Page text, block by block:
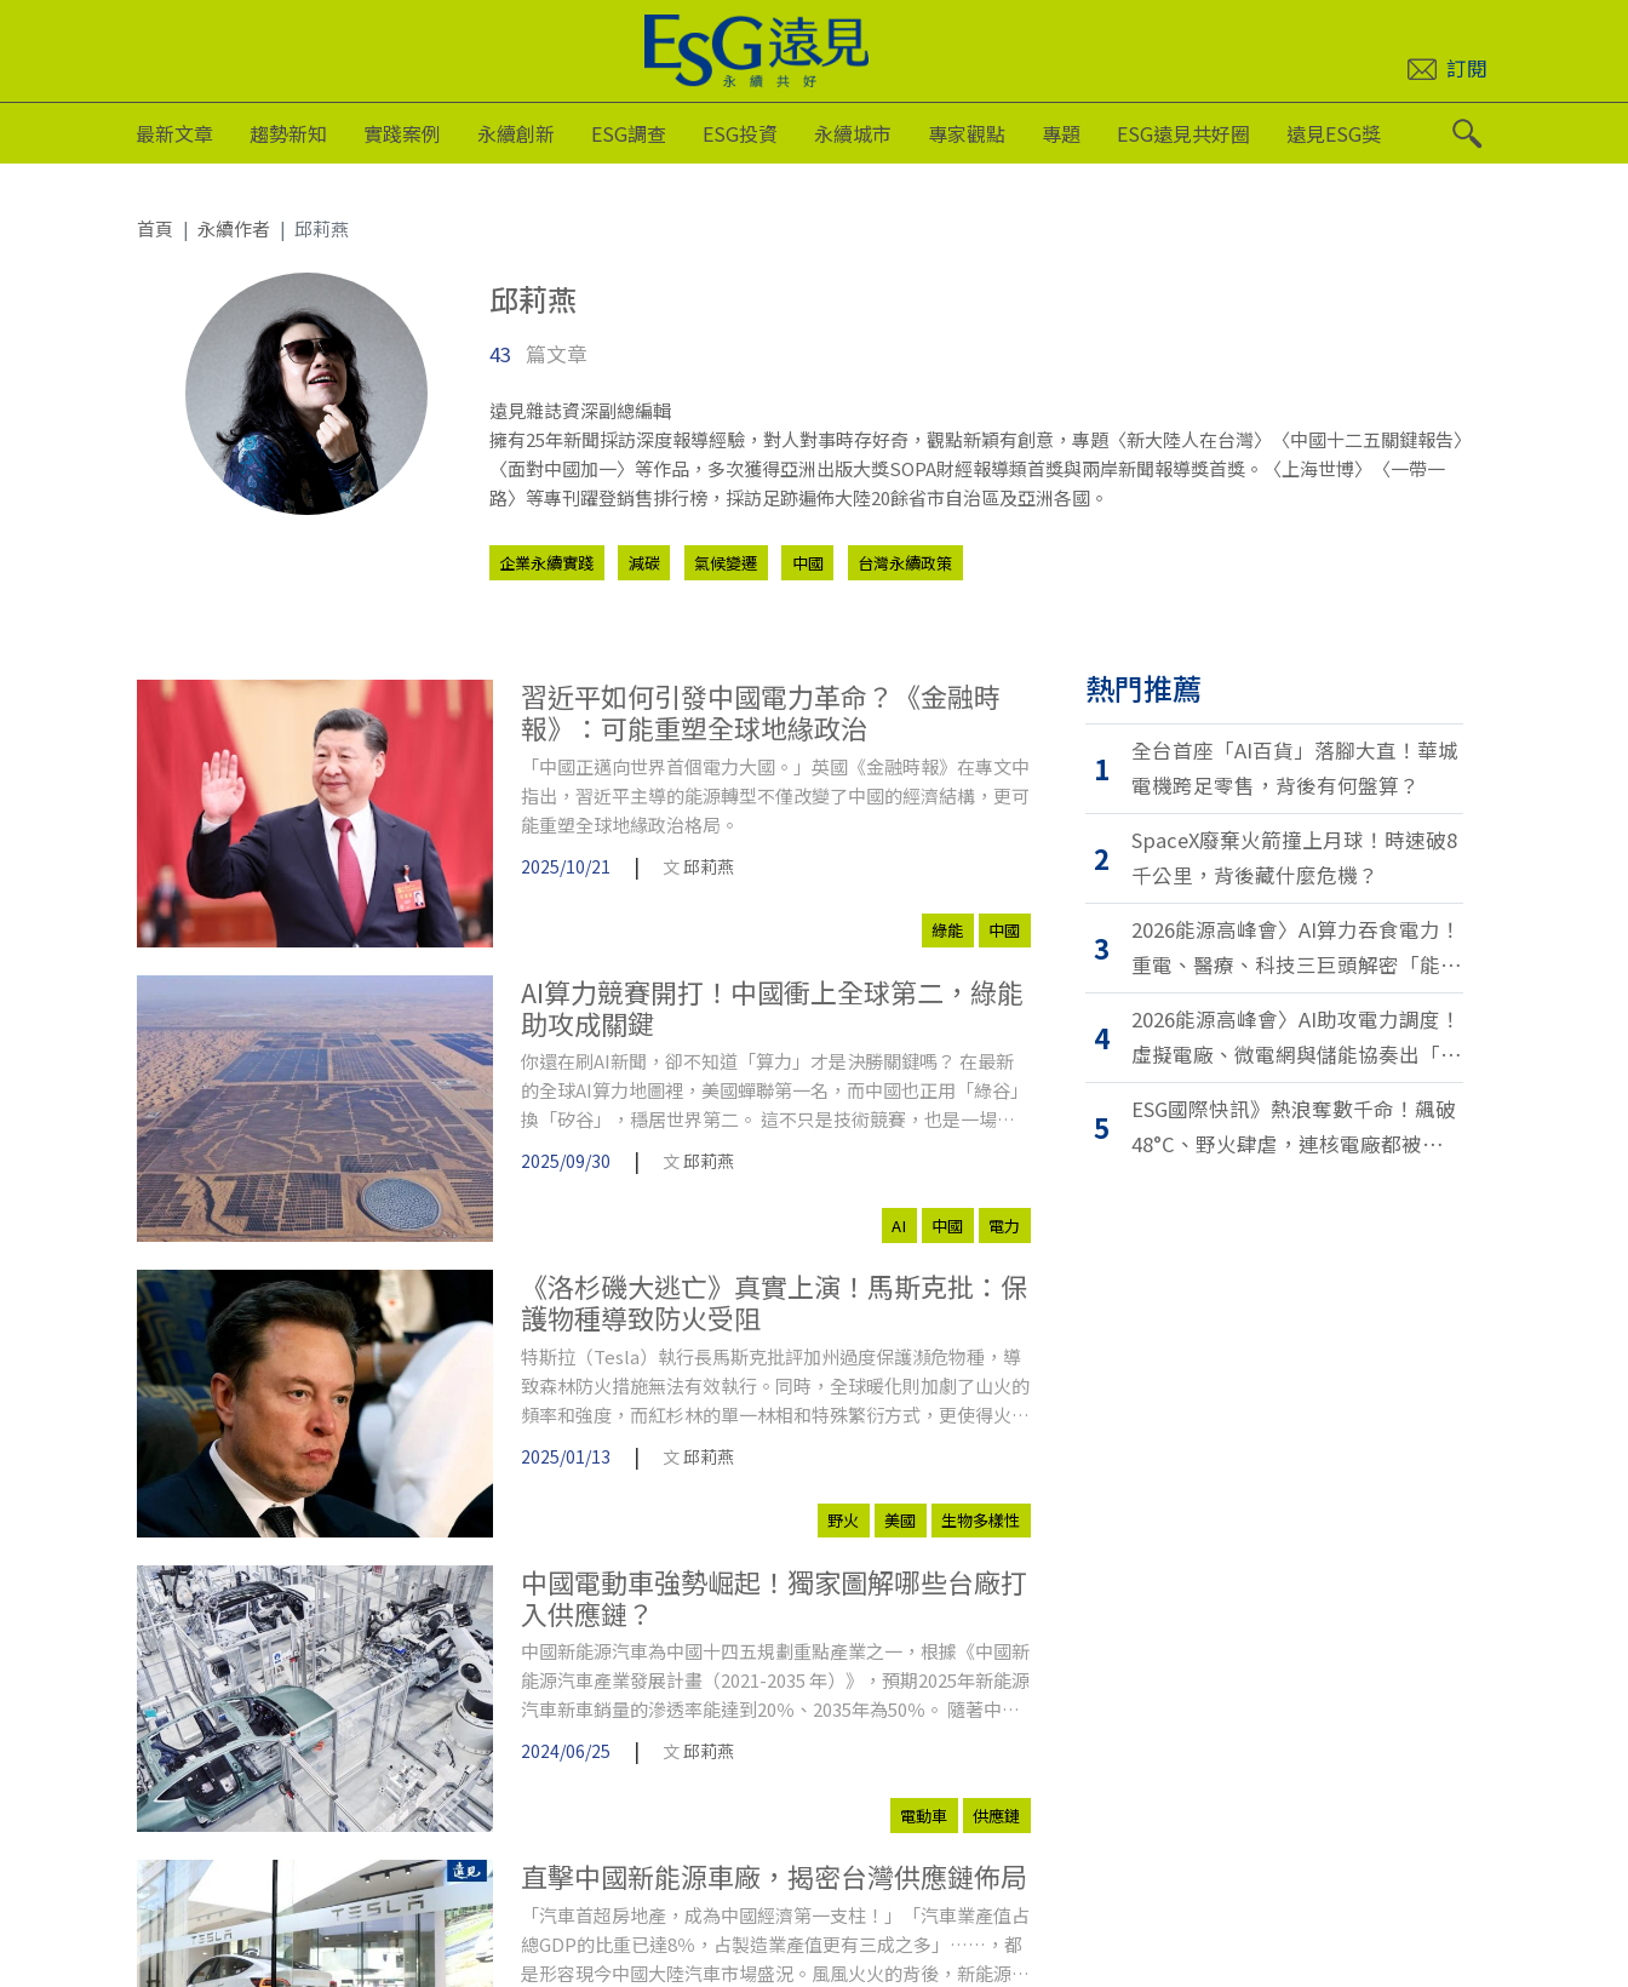
訂閱
最新文章 趨勢新知 實踐案例 永續創新 ESG調查 ESG投資 永續城市 專家觀點 專題 ESG遠見共好圈 遠見ESG獎
首頁 永續作者 邱莉燕
邱莉燕
43 篇文章
遠見雜誌資深副總編輯
擁有25年新聞採訪深度報導經驗，對人對事時存好奇，觀點新穎有創意，專題〈新大陸人在台灣〉〈中國十二五關鍵報告〉
〈面對中國加一〉等作品，多次獲得亞洲出版大獎SOPA財經報導類首獎與兩岸新聞報導獎首獎。〈上海世博〉〈一帶一
路〉等專刊躍登銷售排行榜，採訪足跡遍佈大陸20餘省市自治區及亞洲各國。
企業永續實踐 減碳 氣候變遷 中國 台灣永續政策
習近平如何引發中國電力革命？《金融時
報》：可能重塑全球地緣政治
「中國正邁向世界首個電力大國。」英國《金融時報》在專文中
指出，習近平主導的能源轉型不僅改變了中國的經濟結構，更可
能重塑全球地緣政治格局。
2025/10/21 | 文 邱莉燕
綠能 中國
AI算力競賽開打！中國衝上全球第二，綠能
助攻成關鍵
你還在刷AI新聞，卻不知道「算力」才是決勝關鍵嗎？ 在最新
的全球AI算力地圖裡，美國蟬聯第一名，而中國也正用「綠谷」
換「矽谷」，穩居世界第二。 這不只是技術競賽，也是一場誰
能掌控未來、誰才不會被時代淘汰的生存遊戲。
2025/09/30 | 文邱莉燕
AI 中國 電力
《洛杉磯大逃亡》真實上演！馬斯克批：保
護物種導致防火受阻
特斯拉（Tesla）執行長馬斯克批評加州過度保護瀕危物種，導
致森林防火措施無法有效執行。同時，全球暖化則加劇了山火的
頻率和強度，而紅杉林的單一林相和特殊繁衍方式，更使得火勢
一發不可收拾。
2025/01/13 | 文 邱莉燕
野火 美國 生物多樣性
中國電動車強勢崛起！獨家圖解哪些台廠打
入供應鏈？
中國新能源汽車為中國十四五規劃重點產業之一，根據《中國新
能源汽車產業發展計畫（2021-2035 年）》，預期2025年新能源
汽車新車銷量的滲透率能達到20％、2035年為50％。 隨著中國
新能源車銷售量大增，代表智慧座艙、電池、車燈等相關供應鏈
需求也將大增，這讓台廠找到切入的機會。事實上，已有不少台
廠打入中國新能源車供應鏈，包括供應繼電器基座的嘉興和新、
製造剎車系統線控制動關鍵零組件的時碩、生產汽車用全車鎖芯
都是關鍵中的關鍵。
2024/06/25 | 文邱莉燕
電動車 供應鏈
直擊中國新能源車廠，揭密台灣供應鏈佈局
「汽車首超房地產，成為中國經濟第一支柱！」「汽車業產值占
總GDP的比重已達8％，占製造業產值更有三成之多」……，都
是形容現今中國大陸汽車市場盛況。風風火火的背後，新能源汽
熱門推薦
1
全台首座「AI百貨」落腳大直！華城
電機跨足零售，背後有何盤算？
2
SpaceX廢棄火箭撞上月球！時速破8
千公里，背後藏什麼危機？
3
2026能源高峰會〉AI算力吞食電力！
重電、醫療、科技三巨頭解密「能源
轉型2.0」致勝關鍵
4
2026能源高峰會〉AI助攻電力調度！
虛擬電廠、微電網與儲能協奏出「能
源交響樂」
5
ESG國際快訊》熱浪奪數千命！飆破
48°C、野火肆虐，連核電廠都被逼停